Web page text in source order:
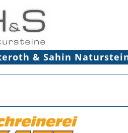
& Sahin